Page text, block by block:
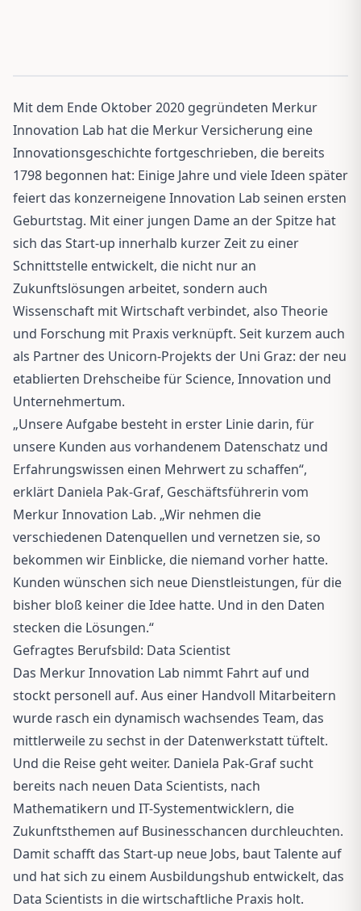
Mit dem Ende Oktober 2020 gegründeten Merkur
Innovation Lab hat die Merkur Versicherung eine
Innovationsgeschichte fortgeschrieben, die bereits
1798 begonnen hat: Einige Jahre und viele Ideen später
feiert das konzerneigene Innovation Lab seinen ersten
Geburtstag. Mit einer jungen Dame an der Spitze hat
sich das Start-up innerhalb kurzer Zeit zu einer
Schnittstelle entwickelt, die nicht nur an
Zukunftslösungen arbeitet, sondern auch
Wissenschaft mit Wirtschaft verbindet, also Theorie
und Forschung mit Praxis verknüpft. Seit kurzem auch
als Partner des Unicorn-Projekts der Uni Graz: der neu
etablierten Drehscheibe für Science, Innovation und
Unternehmertum.
„Unsere Aufgabe besteht in erster Linie darin, für
unsere Kunden aus vorhandenem Datenschatz und
Erfahrungswissen einen Mehrwert zu schaffen“,
erklärt Daniela Pak-Graf, Geschäftsführerin vom
Merkur Innovation Lab. „Wir nehmen die
verschiedenen Datenquellen und vernetzen sie, so
bekommen wir Einblicke, die niemand vorher hatte.
Kunden wünschen sich neue Dienstleistungen, für die
bisher bloß keiner die Idee hatte. Und in den Daten
stecken die Lösungen.“
Gefragtes Berufsbild: Data Scientist
Das Merkur Innovation Lab nimmt Fahrt auf und
stockt personell auf. Aus einer Handvoll Mitarbeitern
wurde rasch ein dynamisch wachsendes Team, das
mittlerweile zu sechst in der Datenwerkstatt tüftelt.
Und die Reise geht weiter. Daniela Pak-Graf sucht
bereits nach neuen Data Scientists, nach
Mathematikern und IT-Systementwicklern, die
Zukunftsthemen auf Businesschancen durchleuchten.
Damit schafft das Start-up neue Jobs, baut Talente auf
und hat sich zu einem Ausbildungshub entwickelt, das
Data Scientists in die wirtschaftliche Praxis holt.